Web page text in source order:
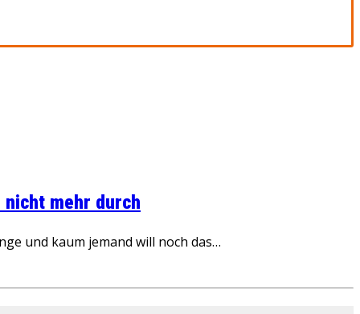
nicht mehr durch
und kaum jemand will noch das…